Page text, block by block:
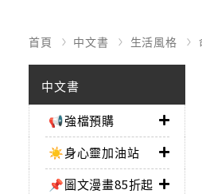
首頁 中文書 生活風格
中文書
📢強檔預購
☀️身心靈加油站
📌圖文漫畫85折起